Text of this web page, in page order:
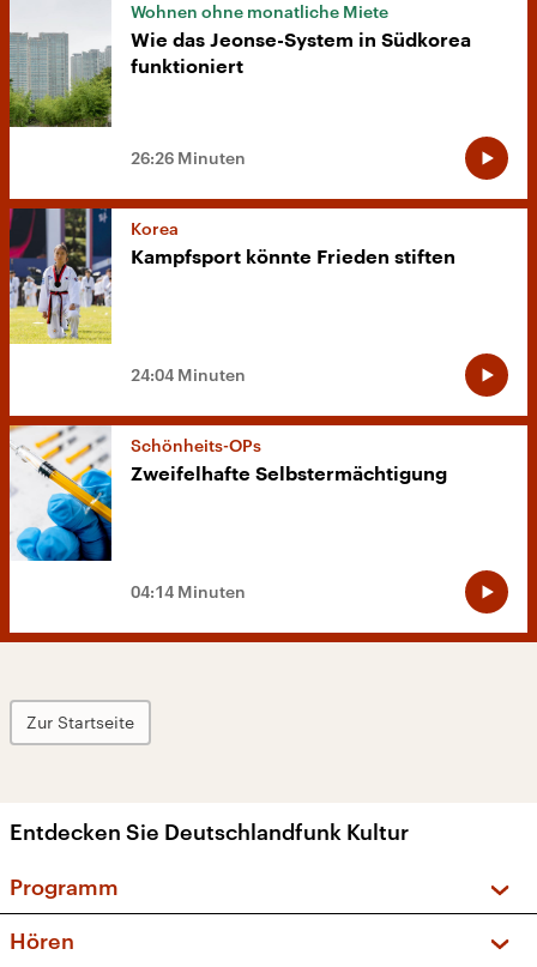
Wohnen ohne monatliche Miete
Wie das Jeonse-System in Südkorea
funktioniert
26:26 Minuten
Korea
Kampfsport könnte Frieden stiften
24:04 Minuten
Schönheits-OPs
Zweifelhafte Selbstermächtigung
04:14 Minuten
Zur Startseite
Entdecken Sie Deutschlandfunk Kultur
Programm
Hören